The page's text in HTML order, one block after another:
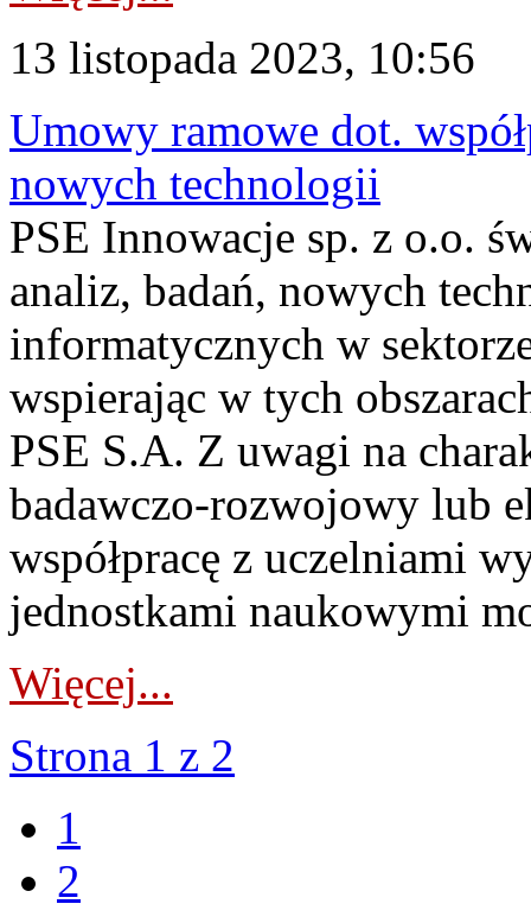
13 listopada 2023, 10:56
Umowy ramowe dot.
nowych technologii
PSE Innowacje sp. z o.o.
analiz, badań, nowych
informatycznych w
wspierając w tych
PSE S.A. Z uwagi na
badawczo-rozwojowy lub
współpracę z uczelniami
jednostkami naukowymi
Więcej...
Strona 1 z 2
1
2